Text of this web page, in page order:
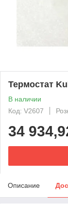
Термостат
В наличии
Код: V2607
34
Описание